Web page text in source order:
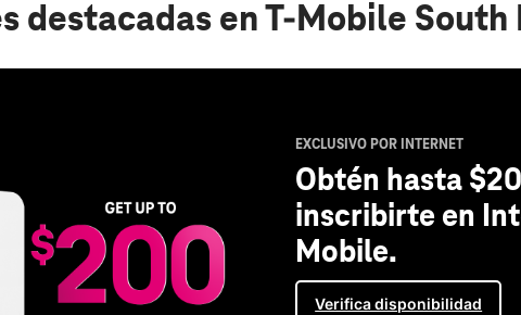
destacadas en T-Mobile
EXCLUSIVO POR INTERNET
Obtén hasta
inscribirte en
Mobile.
Verifica disponibilidad